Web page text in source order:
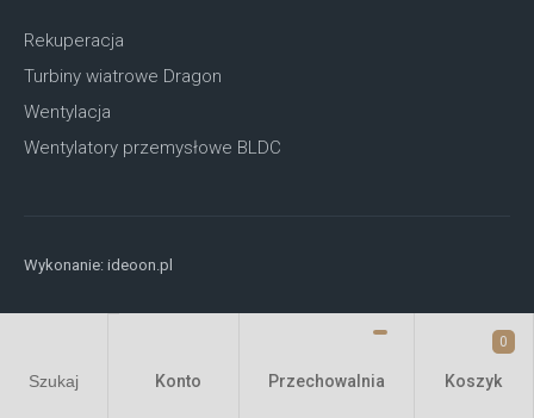
Szukaj Konto Przechowalnia
0
Koszyk
Rekuperacja
Turbiny wiatrowe Dragon
Wentylacja
Wentylatory przemysłowe BLDC
Wykonanie: ideoon.pl